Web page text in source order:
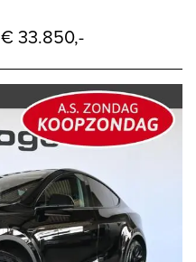
€ 33.850,-